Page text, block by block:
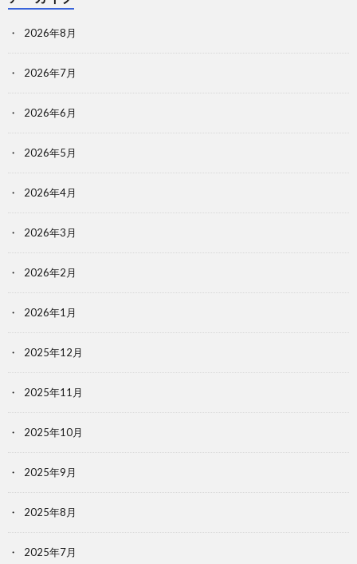
2026年8月
2026年7月
2026年6月
2026年5月
2026年4月
2026年3月
2026年2月
2026年1月
2025年12月
2025年11月
2025年10月
2025年9月
2025年8月
2025年7月